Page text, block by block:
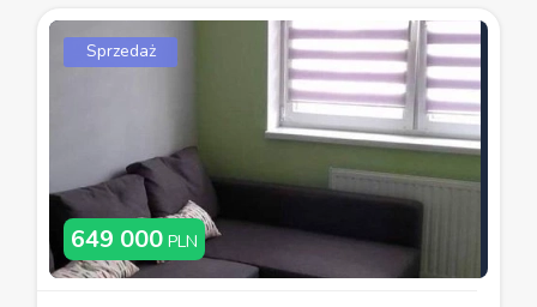
Sprzedaż
649 000 PLN